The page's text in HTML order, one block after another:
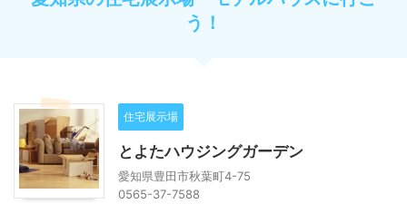
う！
住宅展示場
とよたハウジングガーデン
愛知県豊田市秋葉町4-75
0565-37-7588